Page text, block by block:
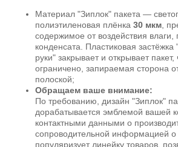
Материал "Зиплок" пакета —
полиэтиленовая плёнка30 мкм ,
содержимое от воздействия
конденсата. Пластиковая
руки" закрывает и открывает
ограничено, запираемая сторона
полоской;
Обращаем ваше внимание:
По требованию, дизайн "Зиплок"
дорабатывается эмблемой вашей
контактными данными о
сопроводительной информацией о
популяризует линейку товаров,